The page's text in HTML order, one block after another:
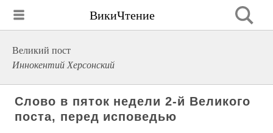
ВикиЧтение
Великий пост
Иннокентий Херсонский
Слово в пяток недели 2-й Великого
поста, перед исповедью